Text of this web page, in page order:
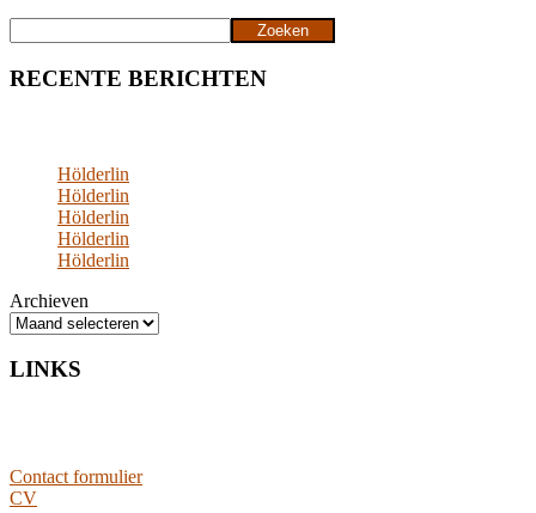
Zoeken
RECENTE BERICHTEN
Hölderlin
Hölderlin
Hölderlin
Hölderlin
Hölderlin
Archieven
LINKS
Contact formulier
CV